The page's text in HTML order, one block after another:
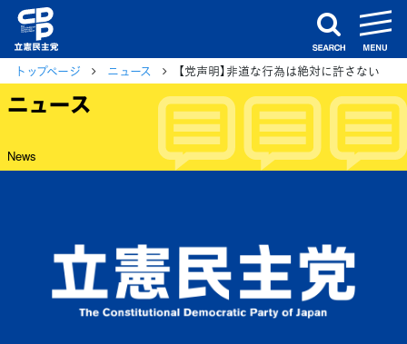
search
トップページ ニュース 【党声明】非道な行為は絶対に許さない
ニュース
News